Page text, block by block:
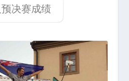
决赛成绩